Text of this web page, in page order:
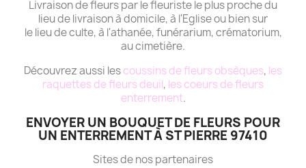
Livraison de fleurs par le fleuriste le plus proche du
lieu de livraison à domicile, à l'Eglise ou bien sur
le lieu de culte, à l'athanée, funérarium, crématorium,
au cimetière.
Découvrez aussi lescoussins de fleurs obsèques, les
raquettes de fleurs deuil, les coeurs de fleurs
enterrement.
ENVOYER UN BOUQUET DE FLEURS POUR
UN ENTERREMENT À ST PIERRE 97410
Sites de nos partenaires